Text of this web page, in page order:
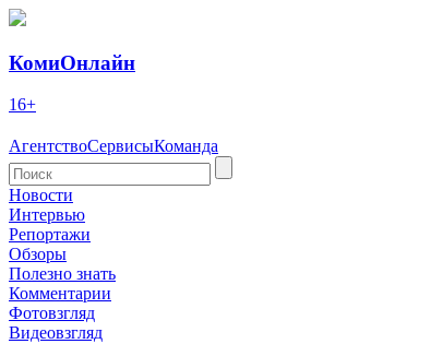
КомиОнлайн
16+
АгентствоСервисыКоманда
Новости
Интервью
Репортажи
Обзоры
Полезно знать
Комментарии
Фотовзгляд
Видеовзгляд